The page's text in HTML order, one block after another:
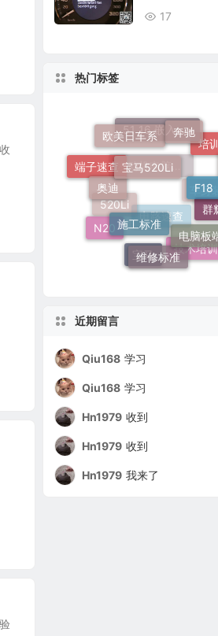
复位核查
17
热门标签
施工标准
维修标准
电脑板
F18
宝马520Li
奥迪
N20
宝马 技术培训
群
奔驰
欧美日车系
端子速查
520Li
电路速查
车身
51 16 嵌入式烟灰缸托架
发动机电脑端子
近期留言
Qiu168 学习
Qiu168 学习
Hn1979 收到
Hn1979 收到
Hn1979 我来了